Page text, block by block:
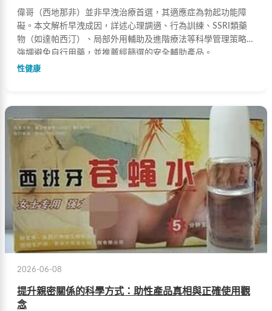
偉哥（西地那非）並非早洩治療首選，其適應症為勃起功能障
礙。本文解析早洩成因，詳述心理調適、行為訓練、SSRI類藥
物（如達帕西汀）、局部外用輔助及進階療法等科學管理策略，
強調避免自行用藥，並推薦經篩選的安全輔助產品。
性健康
2026-06-08
提升親密關係的科學方式：助性產品真相與正確使用觀
念